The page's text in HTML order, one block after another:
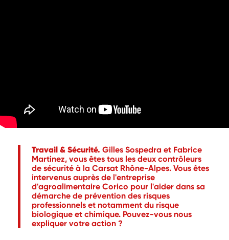
Travail & Sécurité. Gilles Sospedra et Fabrice
Martinez, vous êtes tous les deux contrôleurs
de sécurité à la Carsat Rhône-Alpes. Vous êtes
intervenus auprès de l'entreprise
d'agroalimentaire Corico pour l'aider dans sa
démarche de prévention des risques
professionnels et notamment du risque
biologique et chimique. Pouvez-vous nous
expliquer votre action ?